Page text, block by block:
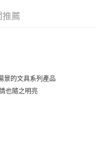
推薦
景的文具系列產品
也隨之明亮